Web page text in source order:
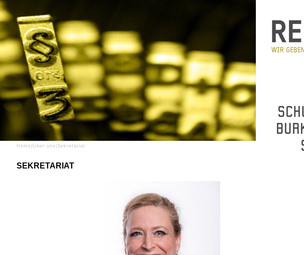
Home Über uns Sekretariat
SEKRETARIAT